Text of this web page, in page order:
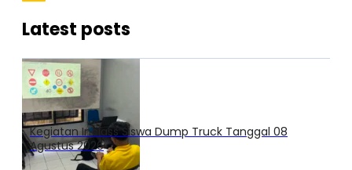
Latest posts
Kegiatan Inclass Siswa Dump Truck Tanggal 08
Agustus 2026